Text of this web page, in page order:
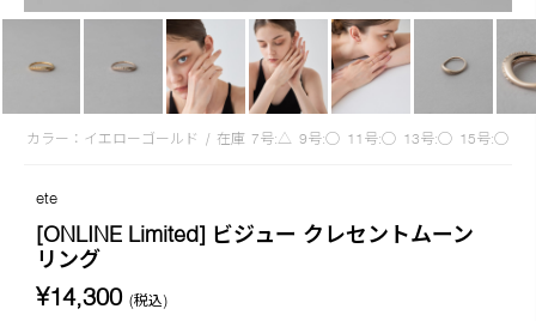
カラー：イエローゴールド / 在庫 7号:△ 9号:◯ 11号:◯ 13号:◯ 15号:◯
ete
[ONLINE Limited] ビジュー クレセントムーン
リング
¥14,300 (税込)